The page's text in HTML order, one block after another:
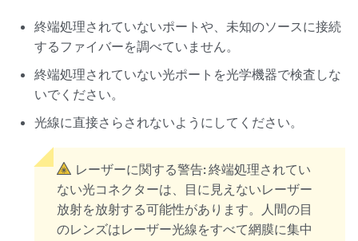
終端処理されていないポートや、未知のソースに接続
するファイバーを調べていません。
終端処理されていない光ポートを光学機器で検査しな
いでください。
光線に直接さらされないようにしてください。
レーザーに関する警告:終端処理されてい
ない光コネクターは、目に見えないレーザー
放射を放射する可能性があります。人間の目
のレンズはレーザー光線をすべて網膜に集中